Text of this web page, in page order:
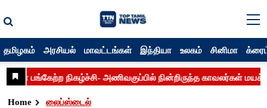
தமிழகம் அரசியல் மாவட்டங்கள் இந்தியா உலகம் சினிமா
Home லைப்ஸ்டைல்